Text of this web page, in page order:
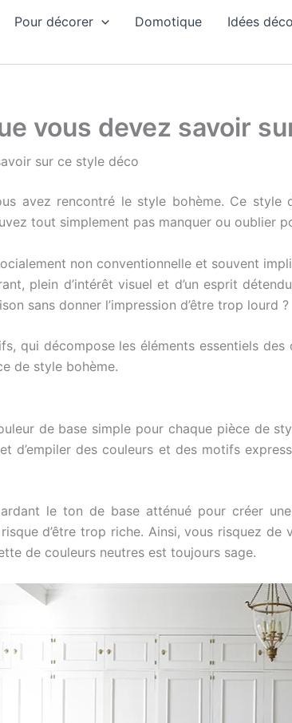
Pour décorer Domotique Idées déco
vous devez savoir
sur ce style déco
avez rencontré le style bohème. Ce
tout simplement pas manquer ou oublier
non conventionnelle et souvent
plein d’intérêt visuel et d’un esprit
sans donner l’impression d’être trop lourd ?
qui décompose les éléments essentiels
de style bohème.
de base simple pour chaque pièce de
des couleurs et des motifs
le ton de base atténué pour créer
d’être trop riche. Ainsi, vous risquez
de couleurs neutres est toujours sage.